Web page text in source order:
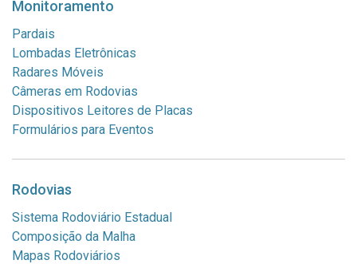
Monitoramento
Pardais
Lombadas Eletrônicas
Radares Móveis
Câmeras em Rodovias
Dispositivos Leitores de Placas
Formulários para Eventos
Rodovias
Sistema Rodoviário Estadual
Composição da Malha
Mapas Rodoviários